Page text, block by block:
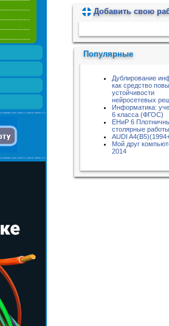
Добавить свою
Популярные
Дублирование
как средство
устойчивости
нейросетевых
Информатика:
6 класса (ФГОС)
ЕНиР 6
столярные работы
AUDI
Мой друг
2014